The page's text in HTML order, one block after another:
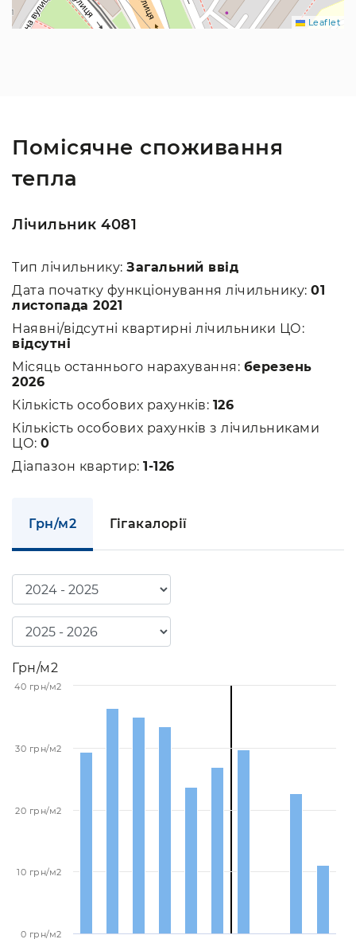
Leaflet
Помісячне споживання
тепла
Лічильник 4081
Тип лічильнику: Загальний ввід
Дата початку функціонування лічильнику: 01
листопада 2021
Наявні/відсутні квартирні лічильники ЦО:
відсутні
Місяць останнього нарахування: березень
2026
Кількість особових рахунків: 126
Кількість особових рахунків з лічильниками
ЦО: 0
Діапазон квартир: 1-126
Грн/м2 Гігакалорії
Грн/м2
0 грн/м2
10 грн/м2
20 грн/м2
30 грн/м2
40 грн/м2